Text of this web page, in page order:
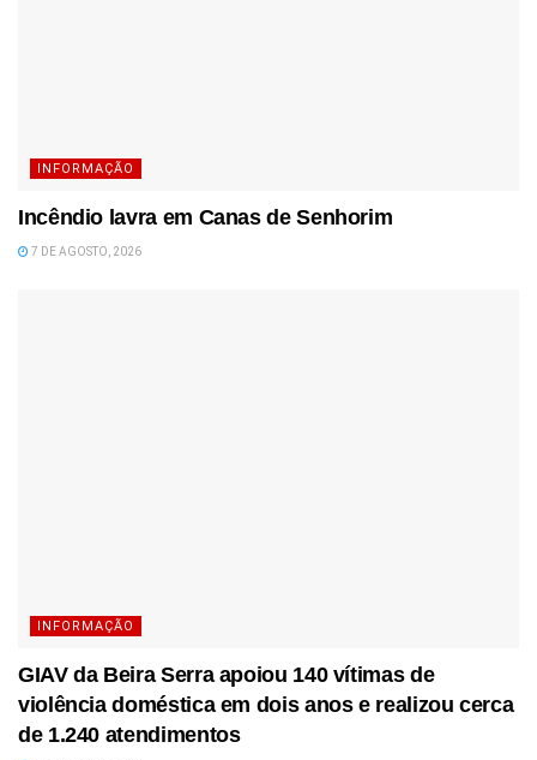
INFORMAÇÃO
Incêndio lavra em Canas de Senhorim
7 DE AGOSTO, 2026
INFORMAÇÃO
GIAV da Beira Serra apoiou 140 vítimas de
violência doméstica em dois anos e realizou cerca
de 1.240 atendimentos